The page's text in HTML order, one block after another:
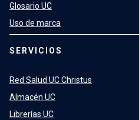
Glosario UC
Uso de marca
SERVICIOS
Red Salud UC Christus
Almacén UC
Librerías UC